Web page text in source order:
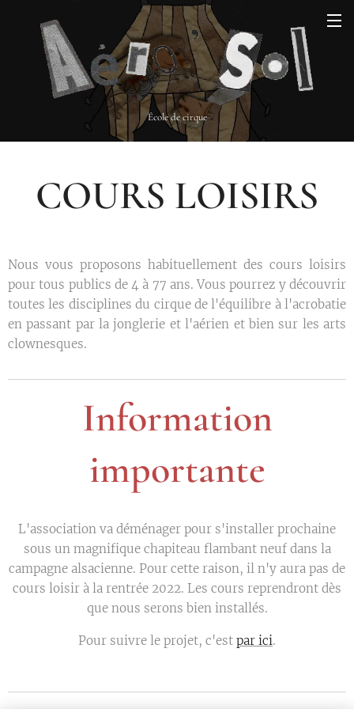
École de cirque
COURS LOISIRS
Nous vous proposons habituellement des cours loisirs
pour tous publics de 4 à 77 ans. Vous pourrez y découvrir
toutes les disciplines du cirque de l'équilibre à l'acrobatie
en passant par la jonglerie et l'aérien et bien sur les arts
clownesques.
Information
importante
L'association va déménager pour s'installer prochaine
sous un magnifique chapiteau flambant neuf dans la
campagne alsacienne. Pour cette raison, il n'y aura pas de
cours loisir à la rentrée 2022. Les cours reprendront dès
que nous serons bien installés.
Pour suivre le projet, c'est par ici.